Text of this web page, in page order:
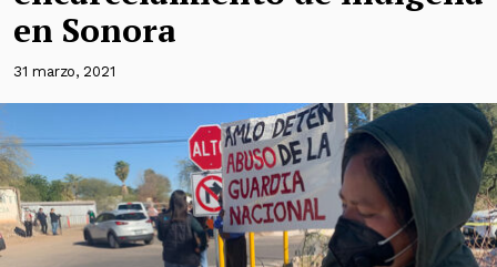
en Sonora
31 marzo, 2021